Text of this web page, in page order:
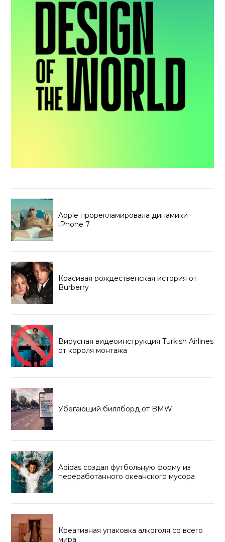
Apple прорекламировала динамики
iPhone 7
Красивая рождественская история от
Burberry
Вирусная видеоинструкция Turkish Airlines
от короля монтажа
Убегающий биллборд от BMW
Adidas создал футбольную форму из
переработанного океанского мусора
Креативная упаковка алкоголя со всего
мира